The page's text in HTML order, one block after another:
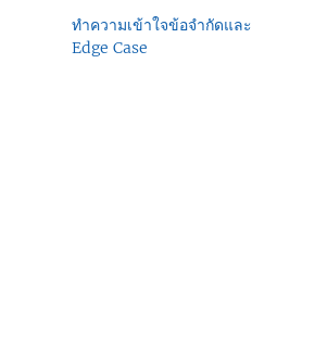
ทำความเข้าใจข้อจำกัดและ
Edge Case